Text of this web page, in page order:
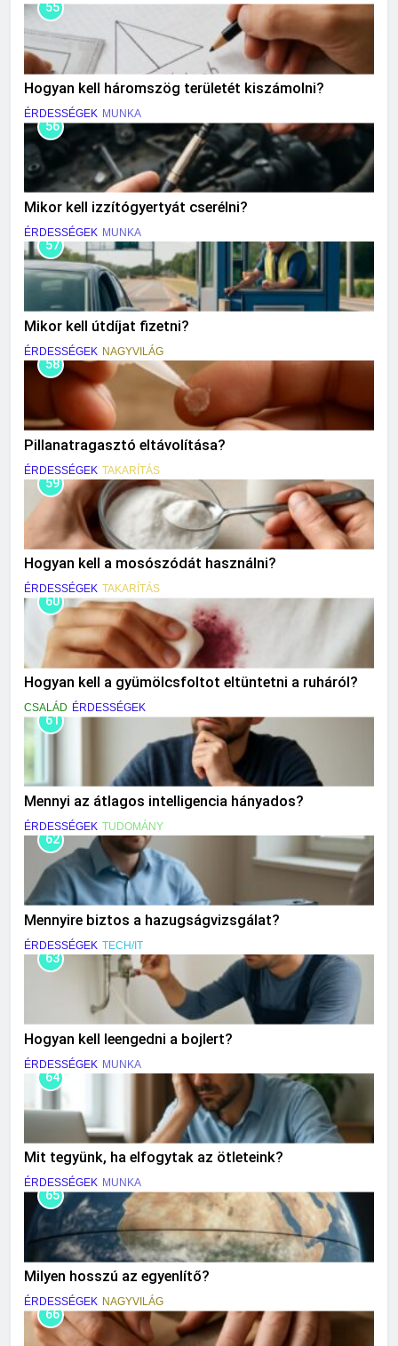
55
Hogyan kell háromszög területét kiszámolni?
ÉRDESSÉGEK MUNKA
56
Mikor kell izzítógyertyát cserélni?
ÉRDESSÉGEK MUNKA
57
Mikor kell útdíjat fizetni?
ÉRDESSÉGEK NAGYVILÁG
58
Pillanatragasztó eltávolítása?
ÉRDESSÉGEK TAKARÍTÁS
59
Hogyan kell a mosószódát használni?
ÉRDESSÉGEK TAKARÍTÁS
60
Hogyan kell a gyümölcsfoltot eltüntetni a ruháról?
CSALÁD ÉRDESSÉGEK
61
Mennyi az átlagos intelligencia hányados?
ÉRDESSÉGEK TUDOMÁNY
62
Mennyire biztos a hazugságvizsgálat?
ÉRDESSÉGEK TECH/IT
63
Hogyan kell leengedni a bojlert?
ÉRDESSÉGEK MUNKA
64
Mit tegyünk, ha elfogytak az ötleteink?
ÉRDESSÉGEK MUNKA
65
Milyen hosszú az egyenlítő?
ÉRDESSÉGEK NAGYVILÁG
66